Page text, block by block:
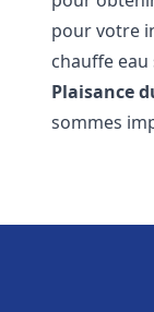
pour votre
chauffe
Plaisance
sommes